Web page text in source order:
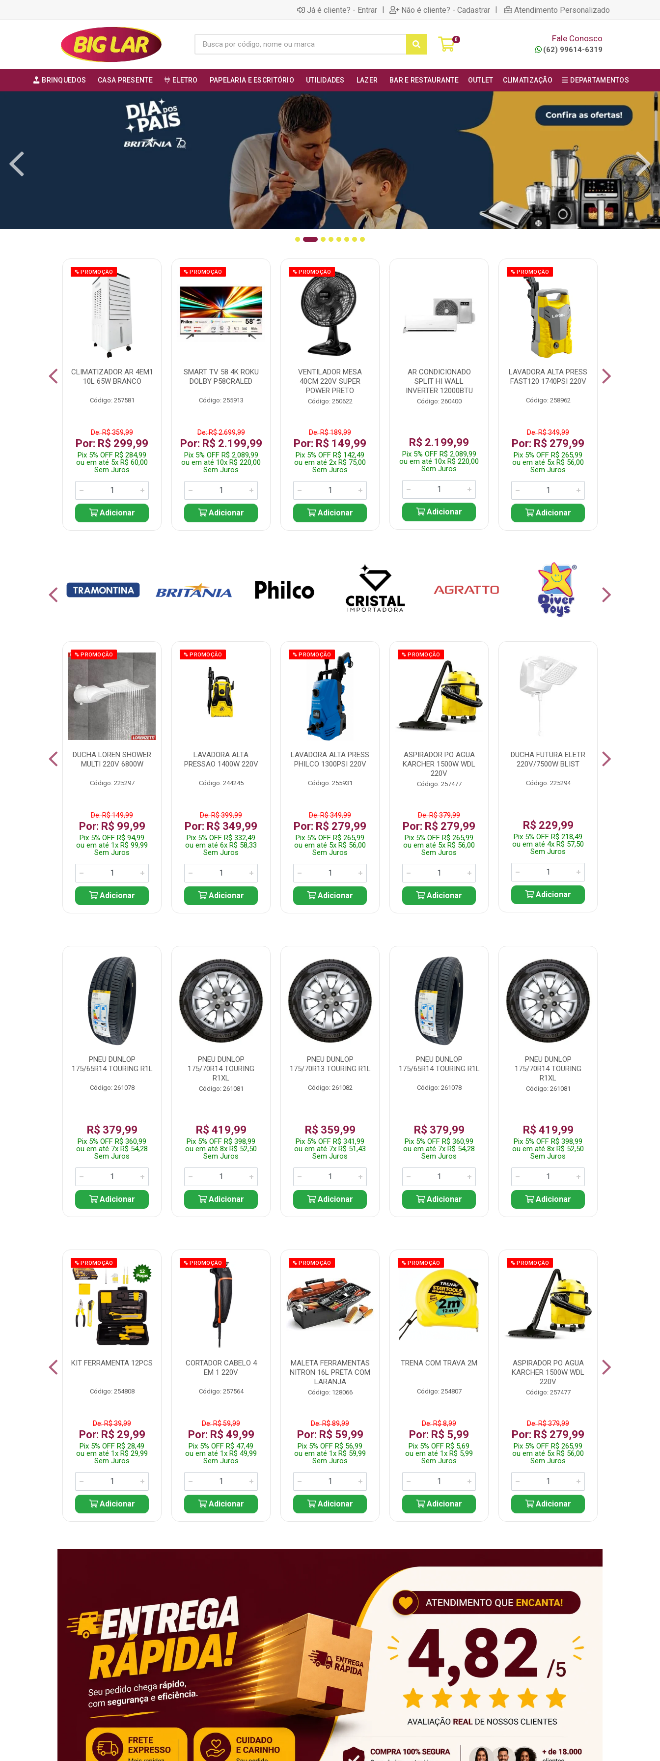
Já é cliente? - Entrar | Não é cliente? - Cadastrar | Atendimento Personalizado
0 Fale Conosco
(62) 99614-6319
BRINQUEDOS CASA PRESENTE ELETRO PAPELARIA E ESCRITÓRIO UTILIDADES LAZER BAR E RESTAURANTE OUTLET CLIMATIZAÇÃO DEPARTAMENTOS
% PROMOÇÃO
CLIMATIZADOR AR 4EM1
10L 65W BRANCO
Código: 257581
De: R$ 359,99
Por: R$ 299,99
Pix 5% OFF R$ 284,99
ou em até 5x R$ 60,00
Sem Juros
Adicionar
% PROMOÇÃO
SMART TV 58 4K ROKU
DOLBY P58CRALED
Código: 255913
De: R$ 2.699,99
Por: R$ 2.199,99
Pix 5% OFF R$ 2.089,99
ou em até 10x R$ 220,00
Sem Juros
Adicionar
% PROMOÇÃO
VENTILADOR MESA
40CM 220V SUPER
POWER PRETO
Código: 250622
De: R$ 189,99
Por: R$ 149,99
Pix 5% OFF R$ 142,49
ou em até 2x R$ 75,00
Sem Juros
Adicionar
AR CONDICIONADO
SPLIT HI WALL
INVERTER 12000BTU
Código: 260400
R$ 2.199,99
Pix 5% OFF R$ 2.089,99
ou em até 10x R$ 220,00
Sem Juros
Adicionar
% PROMOÇÃO
LAVADORA ALTA PRESS
FAST120 1740PSI 220V
Código: 258962
De: R$ 349,99
Por: R$ 279,99
Pix 5% OFF R$ 265,99
ou em até 5x R$ 56,00
Sem Juros
Adicionar
% PROMOÇÃO
DUCHA LOREN SHOWER
MULTI 220V 6800W
Código: 225297
De: R$ 149,99
Por: R$ 99,99
Pix 5% OFF R$ 94,99
ou em até 1x R$ 99,99
Sem Juros
Adicionar
% PROMOÇÃO
LAVADORA ALTA
PRESSAO 1400W 220V
Código: 244245
De: R$ 399,99
Por: R$ 349,99
Pix 5% OFF R$ 332,49
ou em até 6x R$ 58,33
Sem Juros
Adicionar
% PROMOÇÃO
LAVADORA ALTA PRESS
PHILCO 1300PSI 220V
Código: 255931
De: R$ 349,99
Por: R$ 279,99
Pix 5% OFF R$ 265,99
ou em até 5x R$ 56,00
Sem Juros
Adicionar
% PROMOÇÃO
ASPIRADOR PO AGUA
KARCHER 1500W WDL
220V
Código: 257477
De: R$ 379,99
Por: R$ 279,99
Pix 5% OFF R$ 265,99
ou em até 5x R$ 56,00
Sem Juros
Adicionar
DUCHA FUTURA ELETR
220V/7500W BLIST
Código: 225294
R$ 229,99
Pix 5% OFF R$ 218,49
ou em até 4x R$ 57,50
Sem Juros
Adicionar
PNEU DUNLOP
175/65R14 TOURING R1L
Código: 261078
R$ 379,99
Pix 5% OFF R$ 360,99
ou em até 7x R$ 54,28
Sem Juros
Adicionar
PNEU DUNLOP
175/70R14 TOURING
R1XL
Código: 261081
R$ 419,99
Pix 5% OFF R$ 398,99
ou em até 8x R$ 52,50
Sem Juros
Adicionar
PNEU DUNLOP
175/70R13 TOURING R1L
Código: 261082
R$ 359,99
Pix 5% OFF R$ 341,99
ou em até 7x R$ 51,43
Sem Juros
Adicionar
PNEU DUNLOP
175/65R14 TOURING R1L
Código: 261078
R$ 379,99
Pix 5% OFF R$ 360,99
ou em até 7x R$ 54,28
Sem Juros
Adicionar
PNEU DUNLOP
175/70R14 TOURING
R1XL
Código: 261081
R$ 419,99
Pix 5% OFF R$ 398,99
ou em até 8x R$ 52,50
Sem Juros
Adicionar
% PROMOÇÃO
KIT FERRAMENTA 12PCS
Código: 254808
De: R$ 39,99
Por: R$ 29,99
Pix 5% OFF R$ 28,49
ou em até 1x R$ 29,99
Sem Juros
Adicionar
% PROMOÇÃO
CORTADOR CABELO 4
EM 1 220V
Código: 257564
De: R$ 59,99
Por: R$ 49,99
Pix 5% OFF R$ 47,49
ou em até 1x R$ 49,99
Sem Juros
Adicionar
% PROMOÇÃO
MALETA FERRAMENTAS
NITRON 16L PRETA COM
LARANJA
Código: 128066
De: R$ 89,99
Por: R$ 59,99
Pix 5% OFF R$ 56,99
ou em até 1x R$ 59,99
Sem Juros
Adicionar
% PROMOÇÃO
TRENA COM TRAVA 2M
Código: 254807
De: R$ 8,99
Por: R$ 5,99
Pix 5% OFF R$ 5,69
ou em até 1x R$ 5,99
Sem Juros
Adicionar
% PROMOÇÃO
ASPIRADOR PO AGUA
KARCHER 1500W WDL
220V
Código: 257477
De: R$ 379,99
Por: R$ 279,99
Pix 5% OFF R$ 265,99
ou em até 5x R$ 56,00
Sem Juros
Adicionar